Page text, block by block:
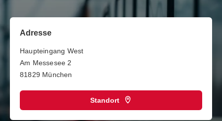
Adresse
Haupteingang West
Am Messesee 2
81829 München
Standort